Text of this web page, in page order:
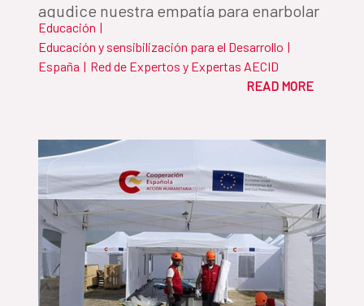
agudice nuestra empatía para enarbolar
la bandera de la justicia social y
contribuir de manera efectiva a una
Educación |
Educación y sensibilización para el Desarrollo |
España | Red de Expertos y Expertas AECID
READ MORE